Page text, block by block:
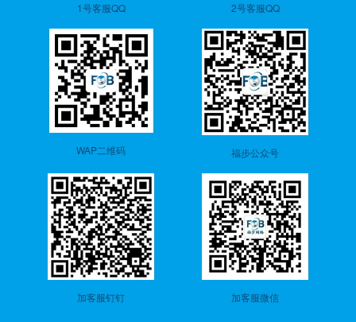
1号客服QQ 2号客服QQ
WAP二维码 福步公众号
加客服钉钉 加客服微信